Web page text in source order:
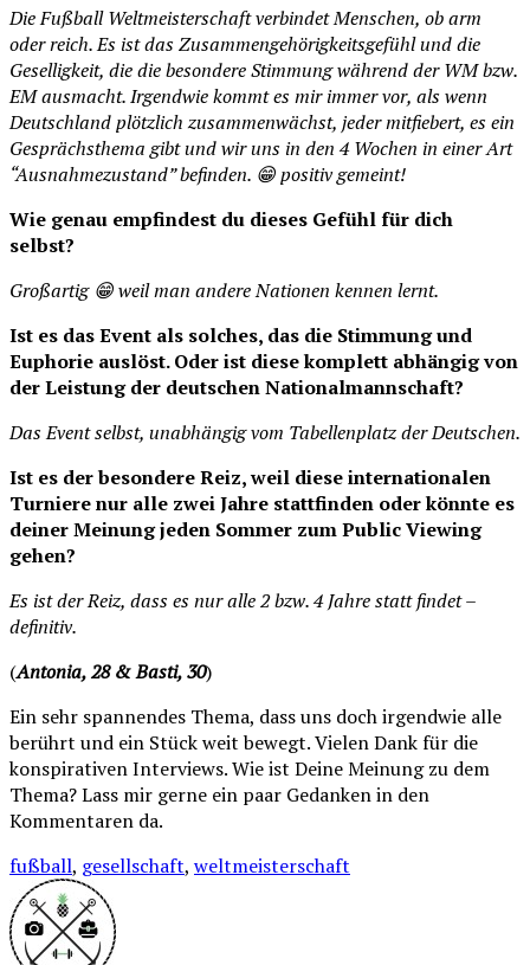
Die Fußball Weltmeisterschaft verbindet Menschen, ob arm
oder reich. Es ist das Zusammengehörigkeitsgefühl und die
Geselligkeit, die die besondere Stimmung während der WM bzw.
EM ausmacht. Irgendwie kommt es mir immer vor, als wenn
Deutschland plötzlich zusammenwächst, jeder mitfiebert, es ein
Gesprächsthema gibt und wir uns in den 4 Wochen in einer Art
“Ausnahmezustand” befinden. 😁 positiv gemeint!
Wie genau empfindest du dieses Gefühl für dich
selbst?
Großartig 😁 weil man andere Nationen kennen lernt.
Ist es das Event als solches, das die Stimmung und
Euphorie auslöst. Oder ist diese komplett abhängig von
der Leistung der deutschen Nationalmannschaft?
Das Event selbst, unabhängig vom Tabellenplatz der Deutschen.
Ist es der besondere Reiz, weil diese internationalen
Turniere nur alle zwei Jahre stattfinden oder könnte es
deiner Meinung jeden Sommer zum Public Viewing
gehen?
Es ist der Reiz, dass es nur alle 2 bzw. 4 Jahre statt findet –
definitiv.
(Antonia, 28 & Basti, 30)
Ein sehr spannendes Thema, dass uns doch irgendwie alle
berührt und ein Stück weit bewegt. Vielen Dank für die
konspirativen Interviews. Wie ist Deine Meinung zu dem
Thema? Lass mir gerne ein paar Gedanken in den
Kommentaren da.
fußball, gesellschaft, weltmeisterschaft